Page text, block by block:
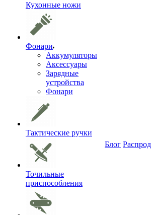
Кухонные ножи
Фонари
Аккумуляторы
Аксессуары
Зарядные
устройства
Фонари
Тактические ручки
Точильные
приспособления
Блог